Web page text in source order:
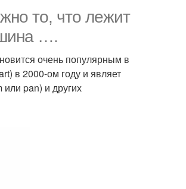
то, что лежит
….
очень популярным в
в 2000-ом году и являет
или pan) и других